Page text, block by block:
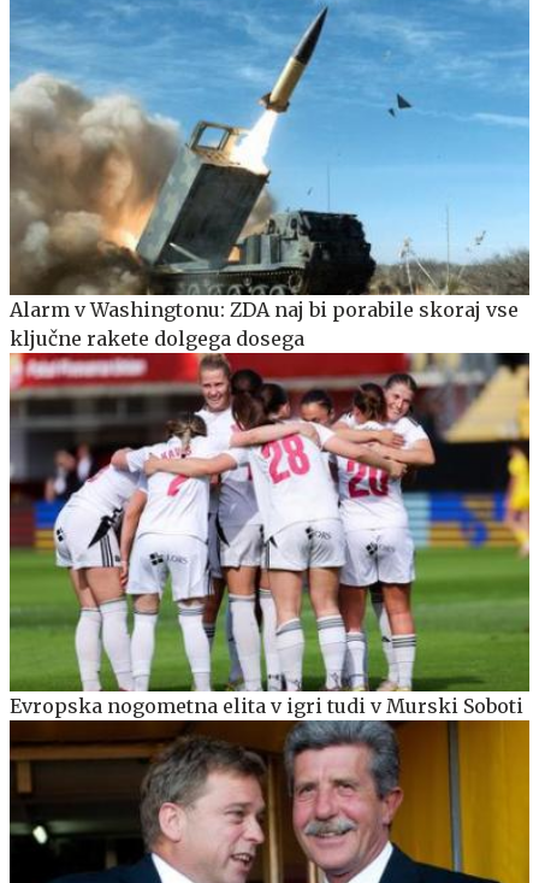
Alarm v Washingtonu: ZDA naj bi porabile skoraj vse
ključne rakete dolgega dosega
Evropska nogometna elita v igri tudi v Murski Soboti